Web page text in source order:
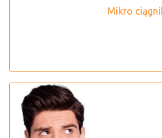
Mikro